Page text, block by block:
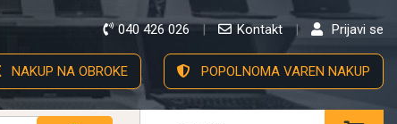
040 426 026 Kontakt Prijavi se
NAKUP NA OBROKE POPOLNOMA VAREN NAKUP